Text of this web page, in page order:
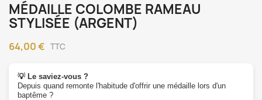
MÉDAILLE COLOMBE RAMEAU
STYLISÉE (ARGENT)
64,00 € TTC
💡 Le saviez-vous ?
Depuis quand remonte l'habitude d'offrir une médaille lors d'un
baptême ?